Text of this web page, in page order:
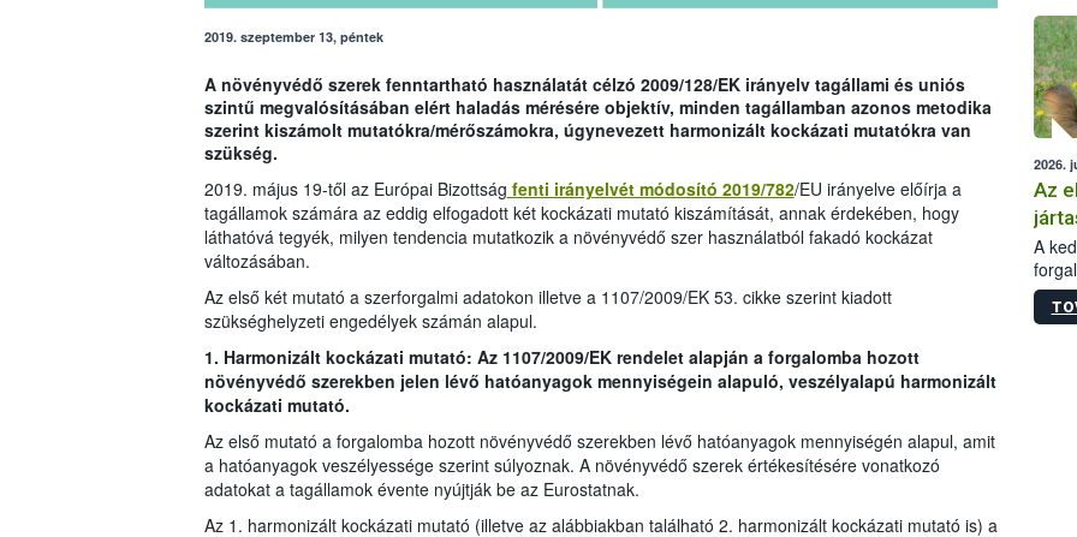
2019. szeptember 13, péntek
A növényvédő szerek fenntartható használatát célzó 2009/128/EK irányelv tagállami és uniós
szintű megvalósításában elért haladás mérésére objektív, minden tagállamban azonos metodika
szerint kiszámolt mutatókra/mérőszámokra, úgynevezett harmonizált kockázati mutatókra van
szükség.
2019. május 19-től az Európai Bizottság fenti irányelvét módosító 2019/782/EU irányelve előírja a
tagállamok számára az eddig elfogadott két kockázati mutató kiszámítását, annak érdekében, hogy
láthatóvá tegyék, milyen tendencia mutatkozik a növényvédő szer használatból fakadó kockázat
változásában.
Az első két mutató a szerforgalmi adatokon illetve a 1107/2009/EK 53. cikke szerint kiadott
szükséghelyzeti engedélyek számán alapul.
1. Harmonizált kockázati mutató: Az 1107/2009/EK rendelet alapján a forgalomba hozott
növényvédő szerekben jelen lévő hatóanyagok mennyiségein alapuló, veszélyalapú harmonizált
kockázati mutató.
Az első mutató a forgalomba hozott növényvédő szerekben lévő hatóanyagok mennyiségén alapul, amit
a hatóanyagok veszélyessége szerint súlyoznak. A növényvédő szerek értékesítésére vonatkozó
adatokat a tagállamok évente nyújtják be az Eurostatnak.
Az 1. harmonizált kockázati mutató (illetve az alábbiakban található 2. harmonizált kockázati mutató is) a
2026.
Az
A